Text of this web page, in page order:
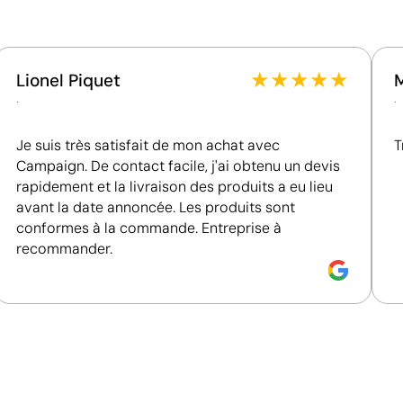
Votre motif imprimé en couleur directement sur
L’impression numérique applique l’encre directement
résolution, comme le ferait une imprimante de bureau.
Lionel Piquet
.
★★★★★
Je suis très satisfait de mon achat avec
Campaign. De contact facile, j'ai obtenu un devis
rapidement et la livraison des produits a eu lieu
avant la date annoncée. Les produits sont
conformes à la commande. Entreprise à
recommander.
.